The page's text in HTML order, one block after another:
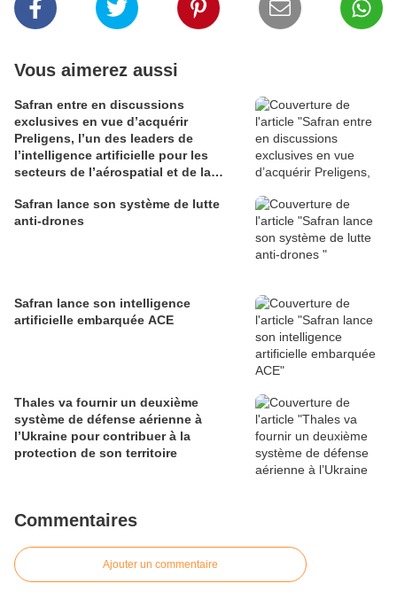
Vous aimerez aussi
Safran entre en discussions
exclusives en vue d’acquérir
Preligens, l’un des leaders de
l’intelligence artificielle pour les
secteurs de l’aérospatial et de la
Safran lance son système de lutte
anti-drones
Safran lance son intelligence
artificielle embarquée ACE
Thales va fournir un deuxième
système de défense aérienne à
l’Ukraine pour contribuer à la
protection de son territoire
Commentaires
Ajouter un commentaire